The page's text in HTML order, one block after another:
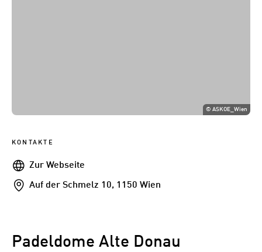
©ASKOE_Wien
KONTAKTE
WebseiteZur Webseite
Addresse
Auf der Schmelz 10, 1150 Wien
Padeldome Alte Donau